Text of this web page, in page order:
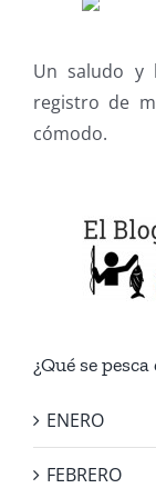
Un saludo y
registro de
cómodo.
¿Qué se
ENERO
FEBRERO